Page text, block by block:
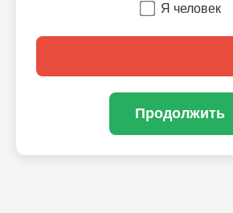
Я человек
Продолжить